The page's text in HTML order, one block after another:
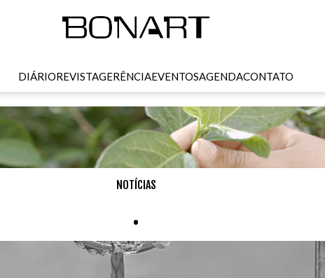
DIÁRIOREVISTAGERÊNCIAEVENTOSAGENDACONTATO
NOTÍCIAS
.